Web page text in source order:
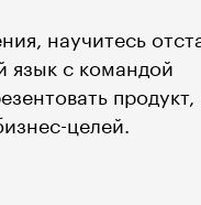
научитесь
язык с командой
целей.